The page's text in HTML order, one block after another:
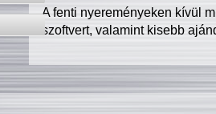
A fenti nyereményeken kívül
szoftvert, valamint kisebb